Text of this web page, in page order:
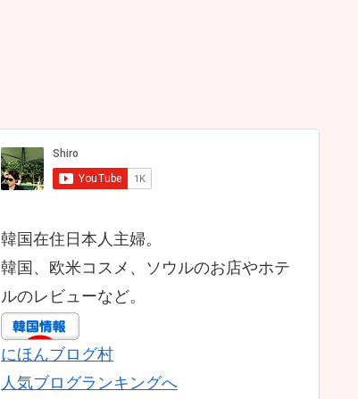
韓国在住日本人主婦。
韓国、欧米コスメ、ソウルのお店やホテ
ルのレビューなど。
にほんブログ村
人気ブログランキングへ